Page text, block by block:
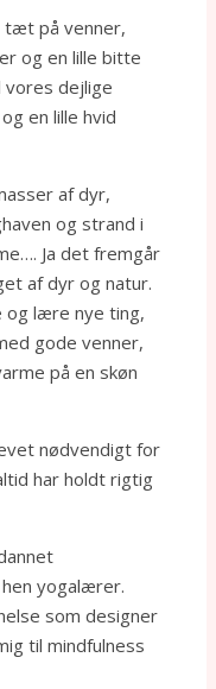
tæt på venner,
og en lille bitte
vores dejlige
en lille hvid
af dyr,
og strand i
Ja det fremgår
af dyr og natur.
og lære nye ting,
gode venner,
på en skøn
nødvendigt for
har holdt rigtig
yogalærer.
som designer
til mindfulness